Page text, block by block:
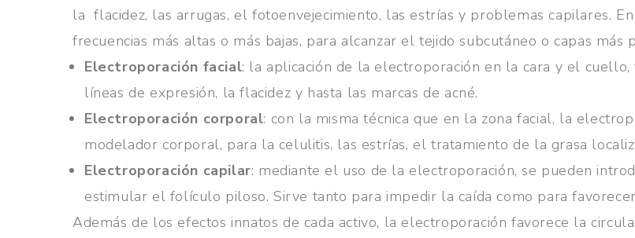
la flacidez, las arrugas, el fotoenvejecimiento, las estrías y problemas capilares.
frecuencias más altas o más bajas, para alcanzar el tejido subcutáneo o capas más
Electroporación facial: la aplicación de la electroporación en la cara y el
líneas de expresión, la flacidez y hasta las marcas de acné.
Electroporación corporal: con la misma técnica que en la zona facial, la
modelador corporal, para la celulitis, las estrías, el tratamiento de la grasa
Electroporación capilar: mediante el uso de la electroporación, se pueden
estimular el folículo piloso. Sirve tanto para impedir la caída como para
Además de los efectos innatos de cada activo, la electroporación favorece la